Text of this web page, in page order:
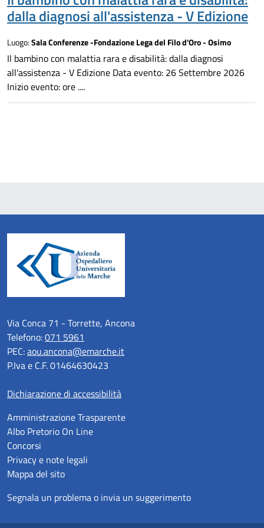
dalla diagnosi all'assistenza - V Edizione
Luogo:Sala Conferenze -Fondazione Lega del Filo d'Oro - Osimo
Il bambino con malattia rara e disabilità: dalla diagnosi
all'assistenza - V Edizione Data evento: 26 Settembre 2026
Inizio evento: ore ....
Via Conca 71 - Torrette, Ancona
Telefono:071 5961
PEC:aou.ancona@emarche.it
P.Iva e C.F. 01464630423
Dichiarazione di accessibilità
Amministrazione Trasparente
Albo Pretorio On Line
Concorsi
Privacy e note legali
Mappa del sito
Segnala un problema o invia un suggerimento